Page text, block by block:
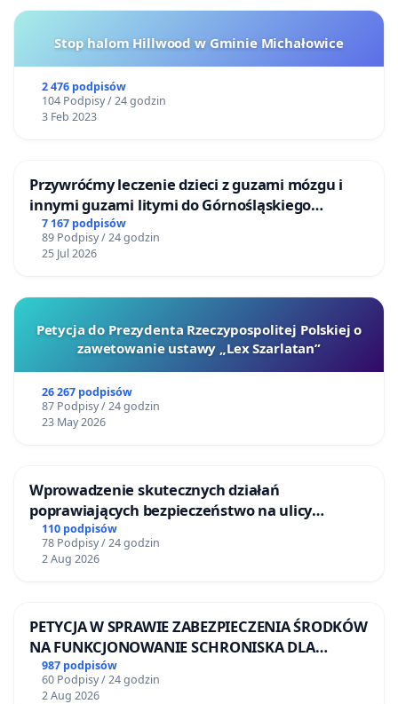
Stop halom Hillwood w Gminie Michałowice
2 476 podpisów
104 Podpisy / 24 godzin
3 Feb 2023
Przywróćmy leczenie dzieci z guzami mózgu i
innymi guzami litymi do Górnośląskiego
Centrum Zdrowia Dziecka w Katowicach
7 167 podpisów
89 Podpisy / 24 godzin
25 Jul 2026
Petycja do Prezydenta Rzeczypospolitej Polskiej o
zawetowanie ustawy „Lex Szarlatan”
26 267 podpisów
87 Podpisy / 24 godzin
23 May 2026
Wprowadzenie skutecznych działań
poprawiających bezpieczeństwo na ulicy
Żeromskiego w Otwocku
110 podpisów
78 Podpisy / 24 godzin
2 Aug 2026
PETYCJA W SPRAWIE ZABEZPIECZENIA ŚRODKÓW
NA FUNKCJONOWANIE SCHRONISKA DLA
BEZDOMNYCH ZWIERZĄT W SKARYSZEWIE
987 podpisów
60 Podpisy / 24 godzin
2 Aug 2026